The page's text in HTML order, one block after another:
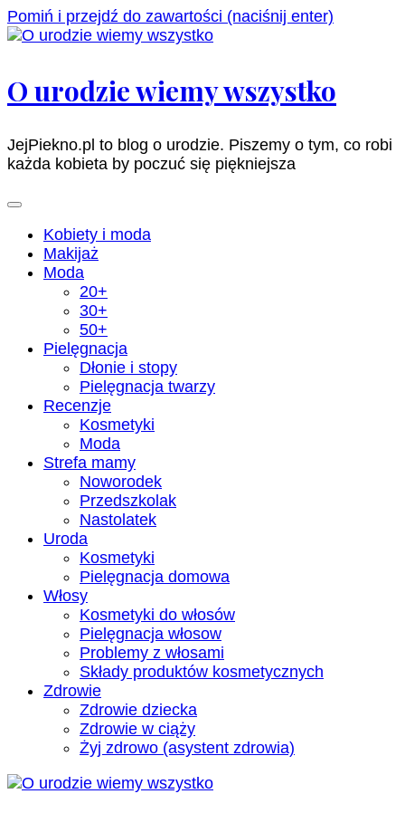
Pomiń i przejdź do zawartości (naciśnij enter)
O urodzie wiemy wszystko
JejPiekno.pl to blog o urodzie. Piszemy o tym, co robi
każda kobieta by poczuć się piękniejsza
Kobiety i moda
Makijaż
Moda
20+
30+
50+
Pielęgnacja
Dłonie i stopy
Pielęgnacja twarzy
Recenzje
Kosmetyki
Moda
Strefa mamy
Noworodek
Przedszkolak
Nastolatek
Uroda
Kosmetyki
Pielęgnacja domowa
Włosy
Kosmetyki do włosów
Pielęgnacja włosow
Problemy z włosami
Składy produktów kosmetycznych
Zdrowie
Zdrowie dziecka
Zdrowie w ciąży
Żyj zdrowo (asystent zdrowia)